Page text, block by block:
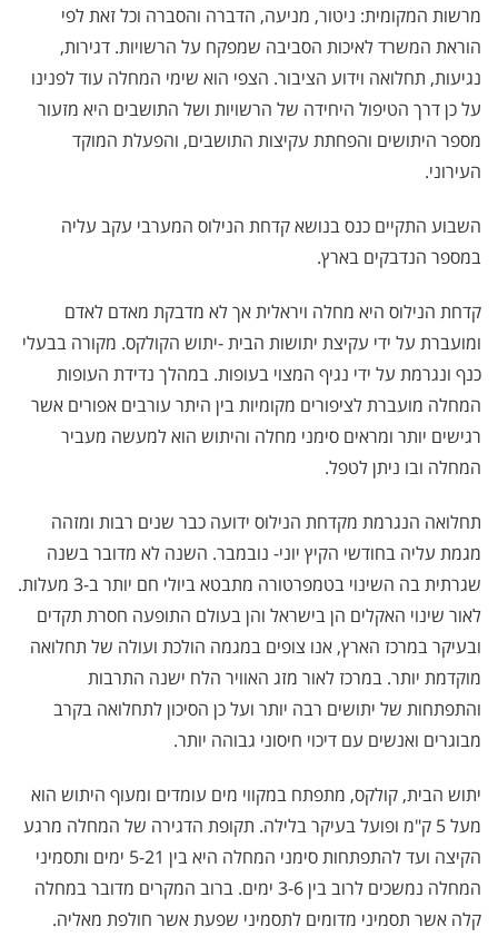
מרשות המקומית: ניטור, מניעה, הדברה והסברה וכל זאת לפי
הוראת המשרד לאיכות הסביבה שמפקח על הרשויות. דגירות,
נגיעות, תחלואה וידוע הציבור. הצפי הוא שימי המחלה עוד לפנינו
על כן דרך הטיפול היחידה של הרשויות ושל התושבים היא מזעור
מספר היתושים והפחתת עקיצות התושבים, והפעלת המוקד
העירוני.
השבוע התקיים כנס בנושא קדחת הנילוס המערבי עקב עליה
במספר הנדבקים בארץ.
קדחת הנילוס היא מחלה ויראלית אך לא מדבקת מאדם לאדם
ומועברת על ידי עקיצת יתושות הבית -יתוש הקולקס. מקורה בבעלי
כנף ונגרמת על ידי נגיף המצוי בעופות. במהלך נדידת העופות
המחלה מועברת לציפורים מקומיות בין היתר עורבים אפורים אשר
רגישים יותר ומראים סימני מחלה והיתוש הוא למעשה מעביר
המחלה ובו ניתן לטפל.
תחלואה הנגרמת מקדחת הנילוס ידועה כבר שנים רבות ומזהה
מגמת עליה בחודשי הקיץ יוני- נובמבר. השנה לא מדובר בשנה
שגרתית בה השינוי בטמפרטורה מתבטא ביולי חם יותר ב-3 מעלות.
לאור שינוי האקלים הן בישראל והן בעולם התופעה חסרת תקדים
ובעיקר במרכז הארץ, אנו צופים במגמה הולכת ועולה של תחלואה
מוקדמת יותר. במרכז לאור מזג האוויר הלח ישנה התרבות
והתפתחות של יתושים רבה יותר ועל כן הסיכון לתחלואה בקרב
מבוגרים ואנשים עם דיכוי חיסוני גבוהה יותר.
יתוש הבית, קולקס, מתפתח במקווי מים עומדים ומעוף היתוש הוא
מעל 5 ק"מ ופועל בעיקר בלילה. תקופת הדגירה של המחלה מרגע
הקיצה ועד להתפתחות סימני המחלה היא בין 5-21 ימים ותסמיני
המחלה נמשכים לרוב בין 3-6 ימים. ברוב המקרים מדובר במחלה
קלה אשר תסמיני מדומים לתסמיני שפעת אשר חולפת מאליה.